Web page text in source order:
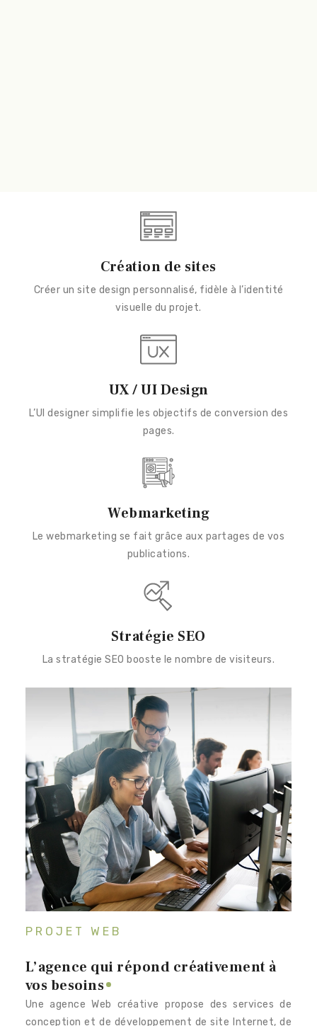
Création de sites
Créer un site design personnalisé, fidèle à l’identité
visuelle du projet.
UX / UI Design
L’UI designer simplifie les objectifs de conversion des
pages.
Webmarketing
Le webmarketing se fait grâce aux partages de vos
publications.
Stratégie SEO
La stratégie SEO booste le nombre de visiteurs.
PROJET WEB
L’agence qui répond créativement à
vos besoins
Une agence Web créative propose des services de
conception et de développement de site Internet, de